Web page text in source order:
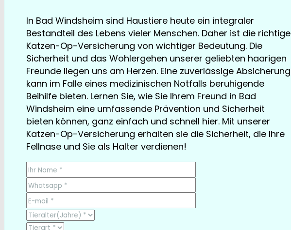
In Bad Windsheim sind Haustiere heute ein integraler
Bestandteil des Lebens vieler Menschen. Daher ist die richtige
Katzen-Op-Versicherung von wichtiger Bedeutung. Die
Sicherheit und das Wohlergehen unserer geliebten haarigen
Freunde liegen uns am Herzen. Eine zuverlässige Absicherung
kann im Falle eines medizinischen Notfalls beruhigende
Beihilfe bieten. Lernen Sie, wie Sie Ihrem Freund in Bad
Windsheim eine umfassende Prävention und Sicherheit
bieten können, ganz einfach und schnell hier. Mit unserer
Katzen-Op-Versicherung erhalten sie die Sicherheit, die Ihre
Fellnase und Sie als Halter verdienen!
TESTSIEGER bereits ab € 13,35/Monat